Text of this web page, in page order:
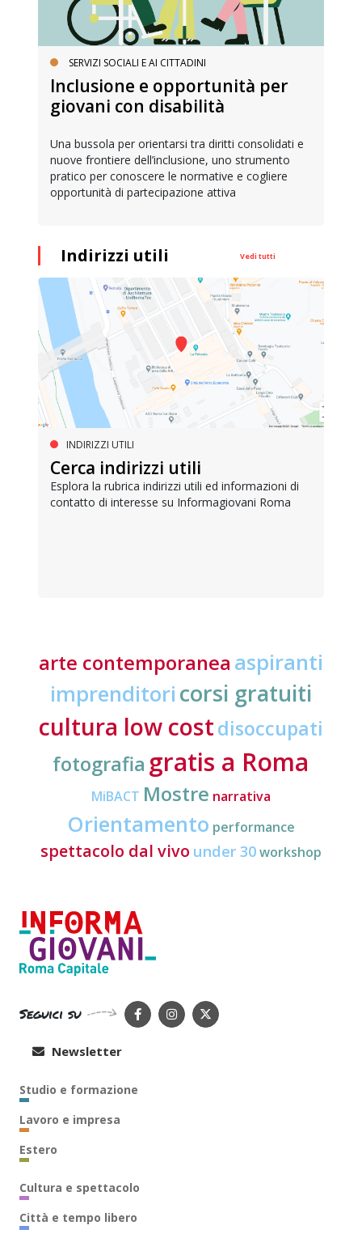
SERVIZI SOCIALI E AI CITTADINI
Inclusione e opportunità per
giovani con disabilità
Una bussola per orientarsi tra diritti consolidati e
nuove frontiere dell’inclusione, uno strumento
pratico per conoscere le normative e cogliere
opportunità di partecipazione attiva
Indirizzi utili Vedi tutti
INDIRIZZI UTILI
Cerca indirizzi utili
Esplora la rubrica indirizzi utili ed informazioni di
contatto di interesse su Informagiovani Roma
arte contemporanea aspiranti
imprenditori corsi gratuiti
cultura low costdisoccupati
fotografia gratis a Roma
MiBACT Mostre narrativa
Orientamento performance
spettacolo dal vivo under 30workshop
Seguici su
Newsletter
Studio e formazione
Lavoro e impresa
Estero
Cultura e spettacolo
Città e tempo libero